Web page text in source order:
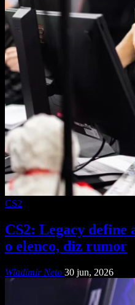
CS2
CS2: Legacy define
o elenco, diz rumor
Wladimir Neto 30 jun, 2026